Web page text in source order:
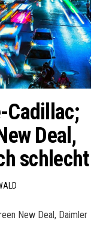
Cadillac;
Deal,
schlecht
New Deal, Daimler